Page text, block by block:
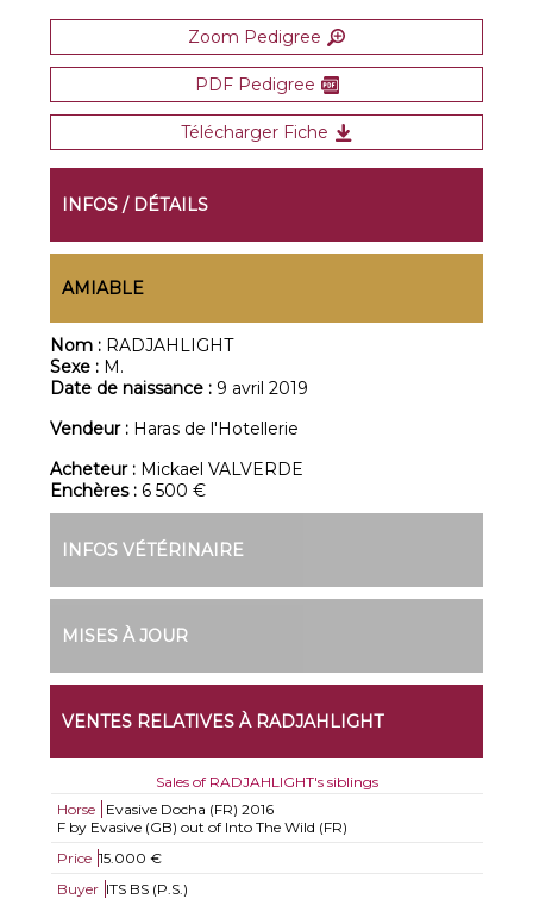
Zoom Pedigree
PDF Pedigree
Télécharger Fiche
INFOS / DÉTAILS
AMIABLE
Nom : RADJAHLIGHT
Sexe : M.
Date de naissance : 9 avril 2019
Vendeur : Haras de l'Hotellerie
Acheteur : Mickael VALVERDE
Enchères : 6 500 €
INFOS VÉTÉRINAIRE
MISES À JOUR
VENTES RELATIVES À RADJAHLIGHT
Sales of RADJAHLIGHT's siblings
Horse
Evasive Docha (FR) 2016
F by Evasive (GB) out of Into The Wild (FR)
Price 15.000 €
Buyer ITS BS (P.S.)